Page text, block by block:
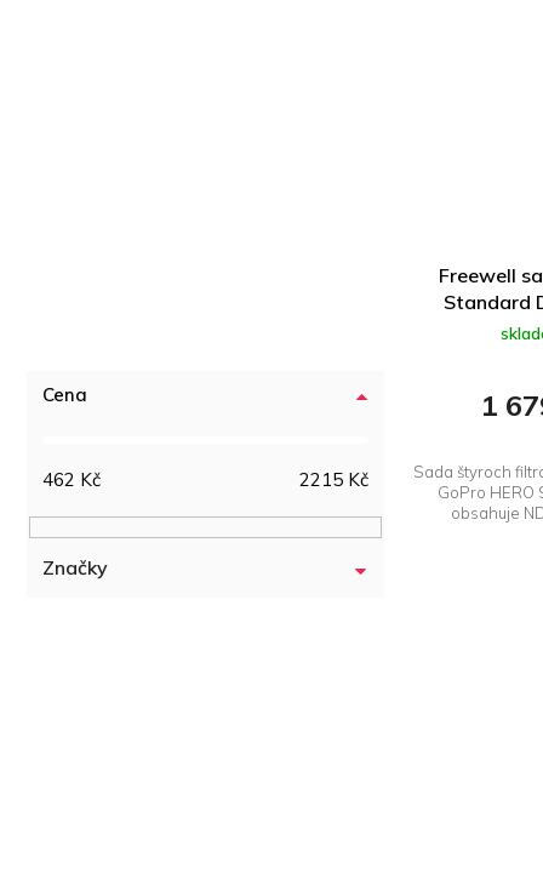
Cena
462 Kč 2215 Kč
Značky
Freewell
Standard
1
Sada štyroch
GoPro
obsahuje